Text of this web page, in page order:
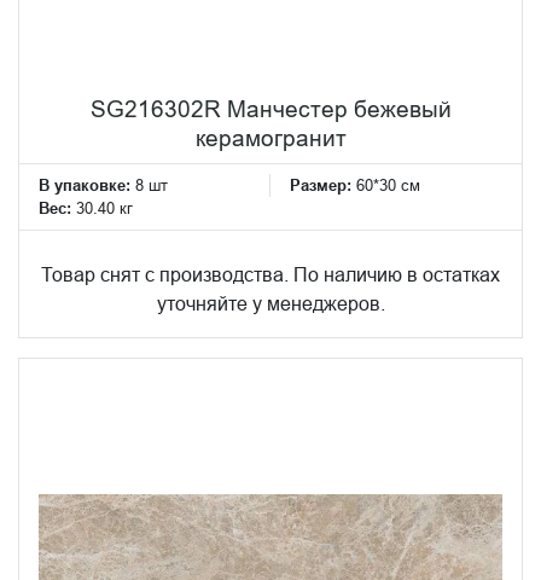
SG216302R Манчестер бежевый
керамогранит
В упаковке: 8 шт Размер: 60*30 см
Вес: 30.40 кг
Товар снят с производства. По наличию в остатках
уточняйте у менеджеров.